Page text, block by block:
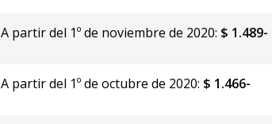
A partir del 1º de noviembre de 2020: $ 1.489-
A partir del 1º de octubre de 2020: $ 1.466-